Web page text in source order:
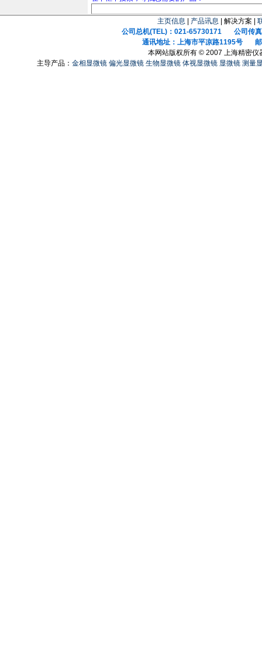
主页信息 产品讯息 | 解决方案 |
公司总机(TEL)：021-65730171 公司传真
通讯地址：上海市平凉路1195号 邮
本网站版权所有 © 2007 上海精密仪
主导产品： 金相显微镜 偏光显微镜 生物显微镜 体视显微镜 显微镜 测量